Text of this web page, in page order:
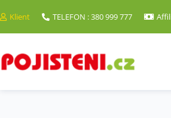
Klient TELEFON : 380 999 777